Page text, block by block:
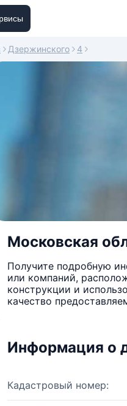
Дзержинского 4
Московская
Получите подробную
или компаний,
конструкции и
качество
Информация о
Кадастровый номер: